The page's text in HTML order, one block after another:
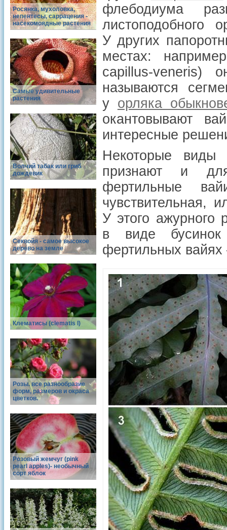
Росянка, мухоловка,
непентесы, саррацения -
насекомоядные растения
Самые удивительные
растения
Волчий табак или гриб
дождевик
Cеквойя - самое высокое
дерево на земле
Клематисы (clematis l)
Розы. все разнообразие
форм, размеров и окраса
цветков.
Розовый жемчуг (pink
pearl apples)- необычный
сорт яблок
флебодиума
листоподобного
У других
местах:
capillus-veneris)
называются
у орляка
окантовывают
интересные
Некоторые
признают и
фертильные
чувствительная,
У этого ажурного
в виде бусинок
фертильных